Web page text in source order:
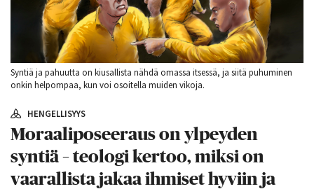
Syntiä ja pahuutta on kiusallista nähdä omassa itsessä, ja siitä puhuminen
onkin helpompaa, kun voi osoitella muiden vikoja.
HENGELLISYYS
Moraaliposeeraus on ylpeyden
syntiä – teologi kertoo, miksi on
vaarallista jakaa ihmiset hyviin ja